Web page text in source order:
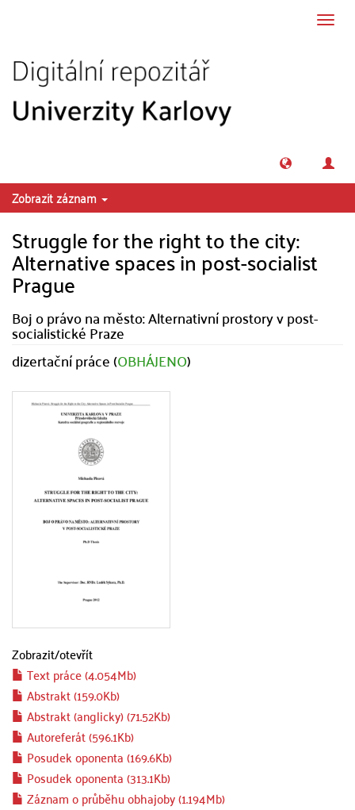
Zobrazit záznam
Struggle for the right to the city:
Alternative spaces in post-socialist
Prague
Boj o právo na město: Alternativní prostory v post-
socialistické Praze
dizertační práce (OBHÁJENO)
Zobrazit/otevřít
Text práce (4.054Mb)
Abstrakt (159.0Kb)
Abstrakt (anglicky) (71.52Kb)
Autoreferát (596.1Kb)
Posudek oponenta (169.6Kb)
Posudek oponenta (313.1Kb)
Záznam o průběhu obhajoby (1.194Mb)